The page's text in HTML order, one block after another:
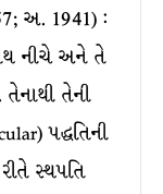
અ. 1941) :
નીચે અને તે
તેનાથી તેની
પદ્ધતિની
સ્થપતિ